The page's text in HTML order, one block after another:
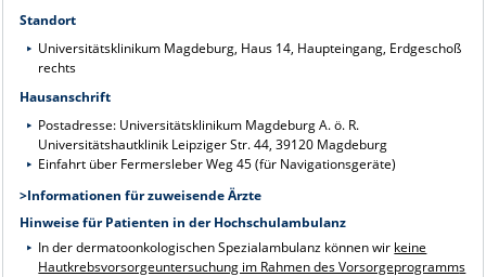
Standort
Universitätsklinikum Magdeburg, Haus 14, Haupteingang, Erdgeschoß
rechts
Hausanschrift
Postadresse: Universitätsklinikum Magdeburg A. ö. R.
Universitätshautklinik Leipziger Str. 44, 39120 Magdeburg
Einfahrt über Fermersleber Weg 45 (für Navigationsgeräte)
>Informationen für zuweisende Ärzte
Hinweise für Patienten in der Hochschulambulanz
In der dermatoonkologischen Spezialambulanz können wir keine
Hautkrebsvorsorgeuntersuchung im Rahmen des Vorsorgeprogramms